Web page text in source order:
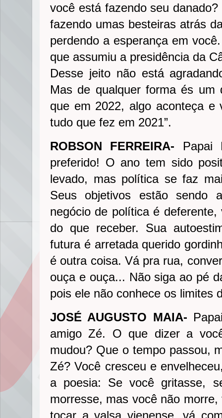
você está fazendo seu
fazendo umas besteiras atrás
perdendo a esperança em
que assumiu a presidência da
Desse jeito não está
Mas de qualquer forma és um
que em 2022, algo aconteça
tudo que fez em 2021”.
ROBSON FERREIRA- Papai
preferido! O ano tem sido
levado, mas política se faz
Seus objetivos estão sendo
negócio de política é
do que receber. Sua
futura é arretada querido
é outra coisa. Vá pra rua,
ouça e ouça... Não siga ao pé
pois ele não conhece os limites
JOSÉ AUGUSTO MAIA-
amigo Zé. O que dizer a
mudou? Que o tempo passou,
Zé? Você cresceu e
a poesia: Se você gritasse,
morresse, mas você não
tocar a valsa vienense, vá